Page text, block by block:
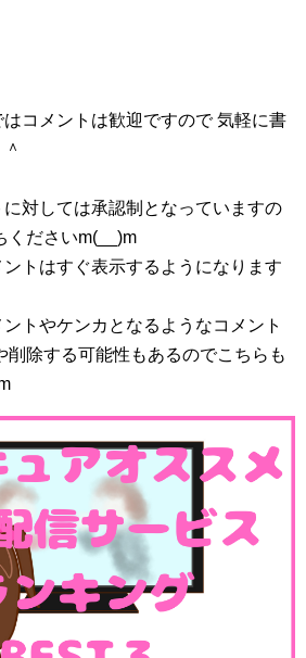
コメントは歓迎ですので 気軽に書
対しては承認制となっていますの
くださいm(__)m
トはすぐ表示するようになります
トやケンカとなるようなコメント
削除する可能性もあるのでこちらも